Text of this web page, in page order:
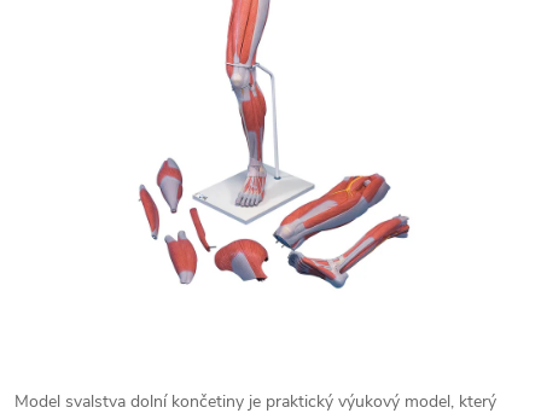
Model svalstva dolní končetiny je praktický výukový model, který